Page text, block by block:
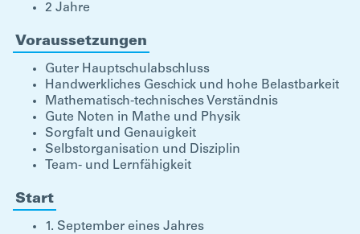
2 Jahre
Voraussetzungen
Guter Hauptschulabschluss
Handwerkliches Geschick und hohe Belastbarkeit
Mathematisch-technisches Verständnis
Gute Noten in Mathe und Physik
Sorgfalt und Genauigkeit
Selbstorganisation und Disziplin
Team- und Lernfähigkeit
Start
1. September eines Jahres